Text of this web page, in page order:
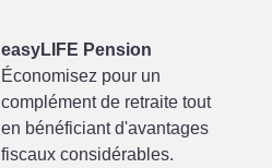
easyLIFE Pension
Économisez pour un
complément de retraite tout
en bénéficiant d'avantages
fiscaux considérables.